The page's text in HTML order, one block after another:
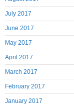
July 2017
June 2017
May 2017
April 2017
March 2017
February 2017
January 2017